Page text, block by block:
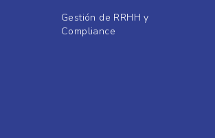
Gestión de RRHH y
Compliance